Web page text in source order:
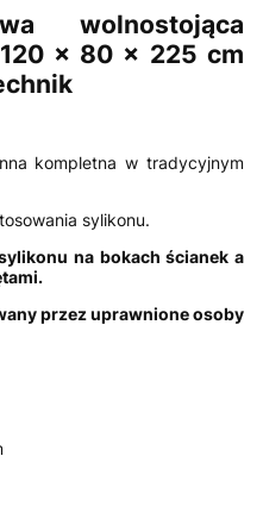
wolnostojąca
x 80 x 225 cm
kompletna w tradycyjnym
sylikonu.
na bokach ścianek a
przez uprawnione osoby